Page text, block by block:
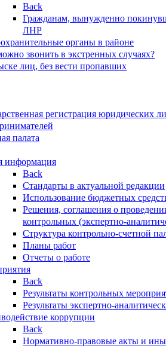
Back
Гражданам, вынужденно
ЛНР
органы в районе
звонить в экстренных случаях?
лиц, без вести пропавших
регистрация юридических
палата
информация
Back
Стандарты в актуальной редакции
Использование бюджетных
Решения, соглашения о
контрольных (экспертно-
Структура контрольно-счетной
Планы работ
Отчеты о работе
Back
Результаты контрольных
Результаты экспертно-
коррупции
Back
Нормативно-правовые акты и